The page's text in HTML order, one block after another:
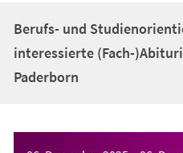
Berufs- und
interessierte (Fach-
Paderborn